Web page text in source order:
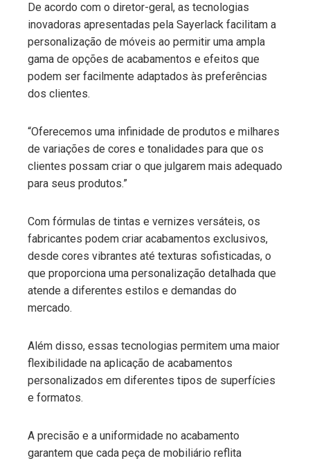
De acordo com o diretor-geral, as tecnologias
inovadoras apresentadas pela Sayerlack facilitam a
personalização de móveis ao permitir uma ampla
gama de opções de acabamentos e efeitos que
podem ser facilmente adaptados às preferências
dos clientes.
“Oferecemos uma infinidade de produtos e milhares
de variações de cores e tonalidades para que os
clientes possam criar o que julgarem mais adequado
para seus produtos.”
Com fórmulas de tintas e vernizes versáteis, os
fabricantes podem criar acabamentos exclusivos,
desde cores vibrantes até texturas sofisticadas, o
que proporciona uma personalização detalhada que
atende a diferentes estilos e demandas do
mercado.
Além disso, essas tecnologias permitem uma maior
flexibilidade na aplicação de acabamentos
personalizados em diferentes tipos de superfícies
e formatos.
A precisão e a uniformidade no acabamento
garantem que cada peça de mobiliário reflita